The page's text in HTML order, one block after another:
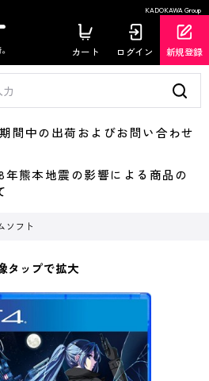
KADOKAWA Group
カート ログイン 新規登録
中の出荷およびお問い合わせ
熊本地震の影響による商品の
ソフト
タップで拡大